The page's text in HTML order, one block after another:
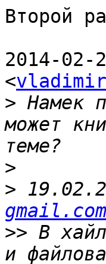
Второй
2014-02-
<
> Намек
может
>
>
gmail.com
>> В